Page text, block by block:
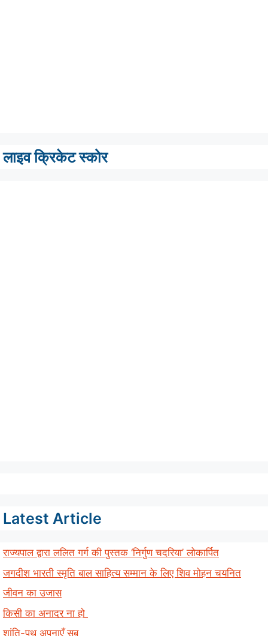
लाइव क्रिकेट स्कोर
Latest Article
राज्यपाल द्वारा ललित गर्ग की पुस्तक ‘निर्गुण चदरिया’ लोकार्पित
जगदीश भारती स्मृति बाल साहित्य सम्मान के लिए शिव मोहन चयनित
जीवन का उजास
किसी का अनादर ना हो
शांति-पथ अपनाएँ सब